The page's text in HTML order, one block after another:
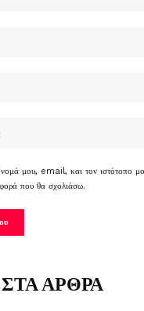
μου, email, και τον ιστότοπο
που θα σχολιάσω.
ΑΡΘΡΑ